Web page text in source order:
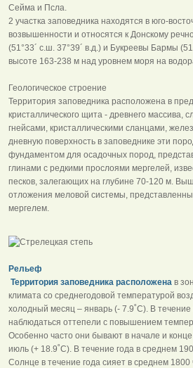
Сейма и Псла.
2 участка заповедника находятся в юго-
возвышенности и относятся к Донскому
(51°33´ с.ш. 37°39´ в.д.) и Букреевы Бармы
высоте 163-238 м над уровнем моря на
Геологическое строение
Территория заповедника расположена в
кристаллического щита - древнего массива,
гнейсами, кристаллическими сланцами,
дневную поверхность в заповеднике эти
фундаментом для осадочных пород,
глинами с редкими прослоями мергелей,
песков, залегающих на глубине 70-120 м.
отложения меловой системы,
мергелем.
Рельеф
Территория заповедника расположена в
климата со среднегодовой температурой
холодный месяц – январь (- 7.9˚С). В течение
наблюдаться оттепели с повышением
Особенно часто они бывают в начале и
июль (+ 18.9˚С). В течение года в среднем
Солнце в течение года сияет в среднем